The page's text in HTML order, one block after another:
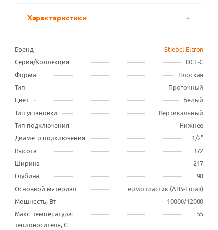
Характеристики
Бренд
Stiebel Eltron
Серия/Коллекция
DCE-C
Форма
Плоская
Тип
Проточный
Цвет
Белый
Тип установки
Вертикальный
Тип подключения
Нижнее
Диаметр подключения
1/2"
Высота
372
Ширина
217
Глубина
98
Основной материал
Термопластик (ABS-Luran)
Мощность, Вт
10000/12000
Макс. температура
теплоносителя, С
55